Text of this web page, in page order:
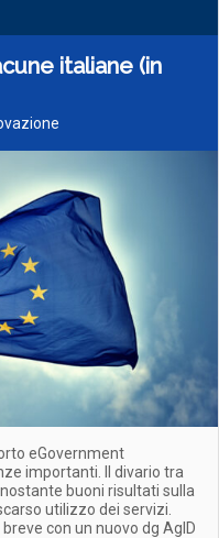
italiane (in
eGovernment
importanti. Il divario tra
buoni risultati sulla
utilizzo dei servizi.
con un nuovo dg AgID